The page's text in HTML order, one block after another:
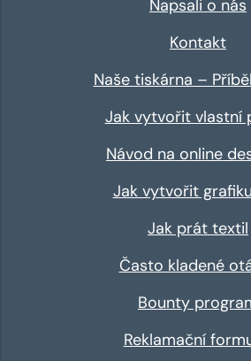
Napsali o nás
Kontakt
Naše tiskárna –
Jak vytvořit vlastní
Návod na online
Jak vytvořit
Jak prát textil
Často kladené
Bounty
Reklamační